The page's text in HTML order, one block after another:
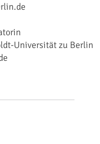
Universität zu Berlin